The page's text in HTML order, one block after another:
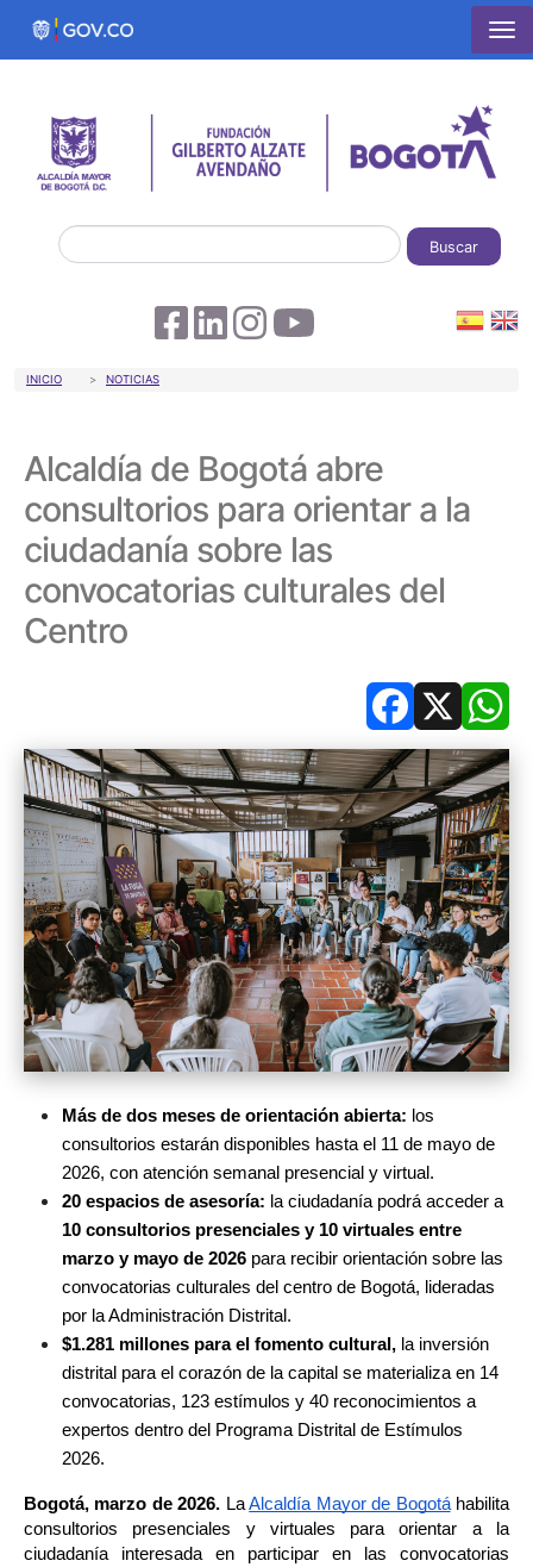
Pasar al contenido principal
Buscar
Sobrescribir enlaces de ayuda a la
INICIO NOTICIAS
Alcaldía de Bogotá abre
consultorios para orientar a la
ciudadanía sobre las
convocatorias culturales del
Centro
Facebook
X
Más de dos meses de orientación abierta: los
consultorios estarán disponibles hasta el 11 de mayo de
2026, con atención semanal presencial y virtual.
20 espacios de asesoría:
la ciudadanía podrá acceder a
10 consultorios presenciales y 10 virtuales entre
marzo y mayo de 2026 para recibir orientación sobre las
convocatorias culturales del centro de Bogotá, lideradas
por la Administración Distrital.
$1.281 millones para el fomento cultural, la inversión
distrital para el corazón de la capital se materializa en 14
convocatorias, 123 estímulos y 40 reconocimientos a
expertos dentro del Programa Distrital de Estímulos
2026.
Bogotá, marzo de 2026. La Alcaldía Mayor de Bogotá habilita
consultorios presenciales y virtuales para orientar a la
ciudadanía interesada en participar en las convocatorias